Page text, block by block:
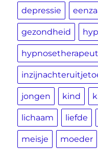
depressie
gezondheid
hypnosetherapeut
jongen kind
lichaam liefde
meisje moeder